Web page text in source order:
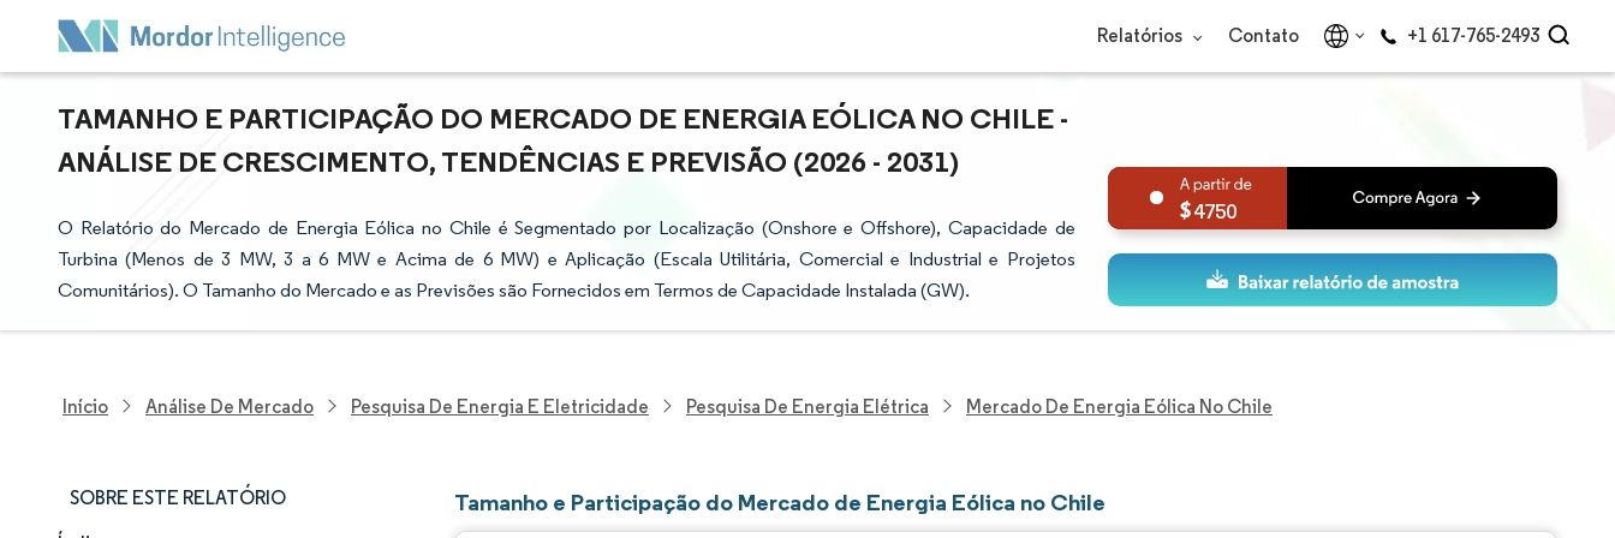
Relatórios Contato +1 617-765-2493
TAMANHO E PARTICIPAÇÃO DO MERCADO DE ENERGIA EÓLICA NO CHILE -
ANÁLISE DE CRESCIMENTO, TENDÊNCIAS E PREVISÃO (2026 - 2031)
O Relatório do Mercado de Energia Eólica no Chile é Segmentado por Localização (Onshore e Offshore), Capacidade de
Turbina (Menos de 3 MW, 3 a 6 MW e Acima de 6 MW) e Aplicação (Escala Utilitária, Comercial e Industrial e Projetos
Comunitários). O Tamanho do Mercado e as Previsões são Fornecidos em Termos de Capacidade Instalada (GW).
4750
Início Análise De Mercado Pesquisa De Energia E Eletricidade Pesquisa De Energia Elétrica Mercado De Energia Eólica No Chile
SOBRE ESTE RELATÓRIO Tamanho e Participação do Mercado de Energia Eólica no Chile